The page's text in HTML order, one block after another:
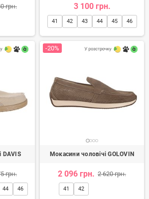
грн. 3 100 грн.
41 42 43 44 45 46
DAVIS
грн.
44 46
-20%
Мокасини чоловічі GOLOVIN
2 096 грн. 2 620 грн.
41 42